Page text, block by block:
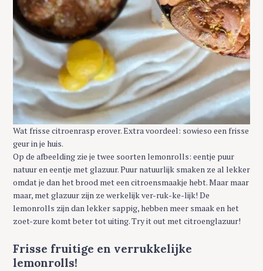
Wat frisse citroenrasp erover. Extra voordeel: sowieso een frisse
geur in je huis.
Op de afbeelding zie je twee soorten lemonrolls: eentje puur
natuur en eentje met glazuur. Puur natuurlijk smaken ze al lekker
omdat je dan het brood met een citroensmaakje hebt. Maar maar
maar, met glazuur zijn ze werkelijk ver-ruk-ke-lijk! De
lemonrolls zijn dan lekker sappig, hebben meer smaak en het
zoet-zure komt beter tot uiting. Try it out met citroenglazuur!
Frisse fruitige en verrukkelijke
lemonrolls!